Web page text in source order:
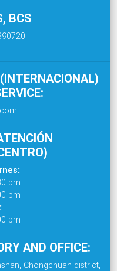
BCS
pm
pm
pm
AND OFFICE:
Chongchuan district,